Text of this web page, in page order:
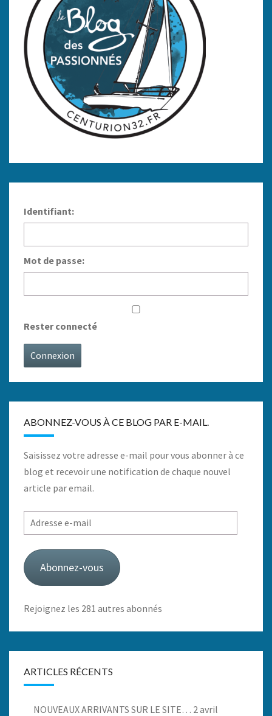
Identifiant:
Mot de passe:
Rester connecté
Connexion
ABONNEZ-VOUS À CE BLOG PAR E-MAIL.
Saisissez votre adresse e-mail pour vous abonner à ce
blog et recevoir une notification de chaque nouvel
article par email.
Adresse
e-
mail
Abonnez-vous
Rejoignez les 281 autres abonnés
ARTICLES RÉCENTS
NOUVEAUX ARRIVANTS SUR LE SITE… 2 avril